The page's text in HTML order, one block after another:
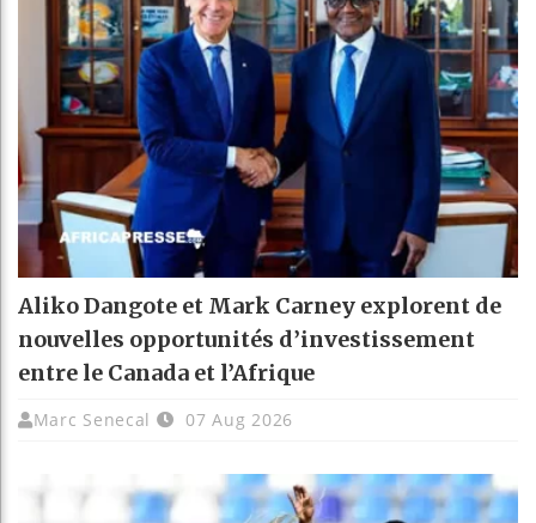
Aliko Dangote et Mark Carney explorent de
nouvelles opportunités d’investissement
entre le Canada et l’Afrique
Marc Senecal 07 Aug 2026